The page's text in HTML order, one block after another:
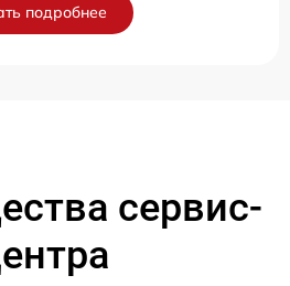
подробнее
сервис-